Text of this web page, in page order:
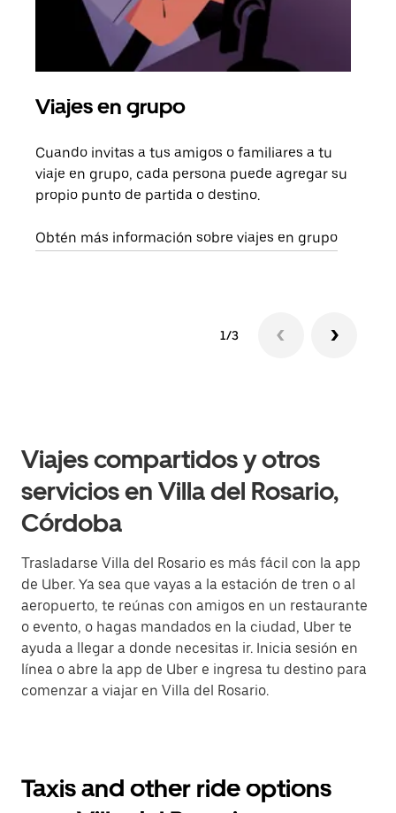
Viajes en grupo
Cuando invitas a tus amigos o familiares a tu
viaje en grupo, cada persona puede agregar su
propio punto de partida o destino.
Obtén más información sobre viajes en grupo
1/3
Viajes compartidos y otros
servicios en Villa del Rosario,
Córdoba
Trasladarse Villa del Rosario es más fácil con la app
de Uber. Ya sea que vayas a la estación de tren o al
aeropuerto, te reúnas con amigos en un restaurante
o evento, o hagas mandados en la ciudad, Uber te
ayuda a llegar a donde necesitas ir. Inicia sesión en
línea o abre la app de Uber e ingresa tu destino para
comenzar a viajar en Villa del Rosario.
Taxis and other ride options